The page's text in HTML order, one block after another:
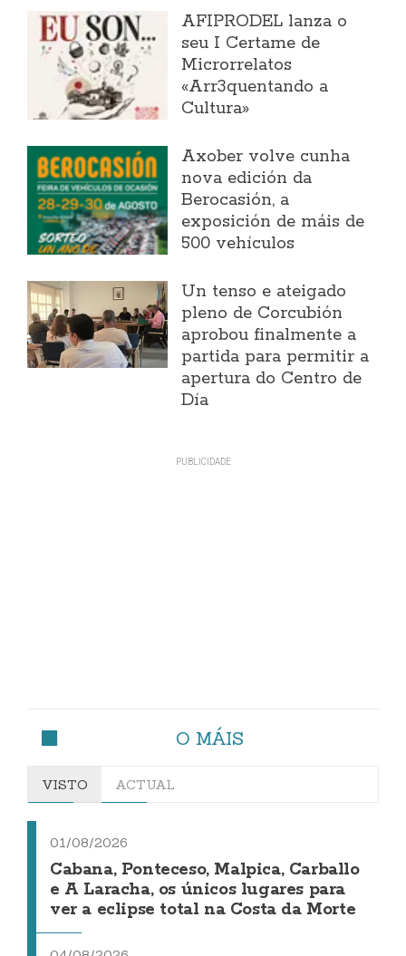
AFIPRODEL lanza o
seu I Certame de
Microrrelatos
«Arr3quentando a
Cultura»
Axober volve cunha
nova edición da
Berocasión, a
exposición de máis de
500 vehículos
Un tenso e ateigado
pleno de Corcubión
aprobou finalmente a
partida para permitir a
apertura do Centro de
Día
O MÁIS
VISTO ACTUAL
01/08/2026
Cabana, Ponteceso, Malpica, Carballo
e A Laracha, os únicos lugares para
ver a eclipse total na Costa da Morte